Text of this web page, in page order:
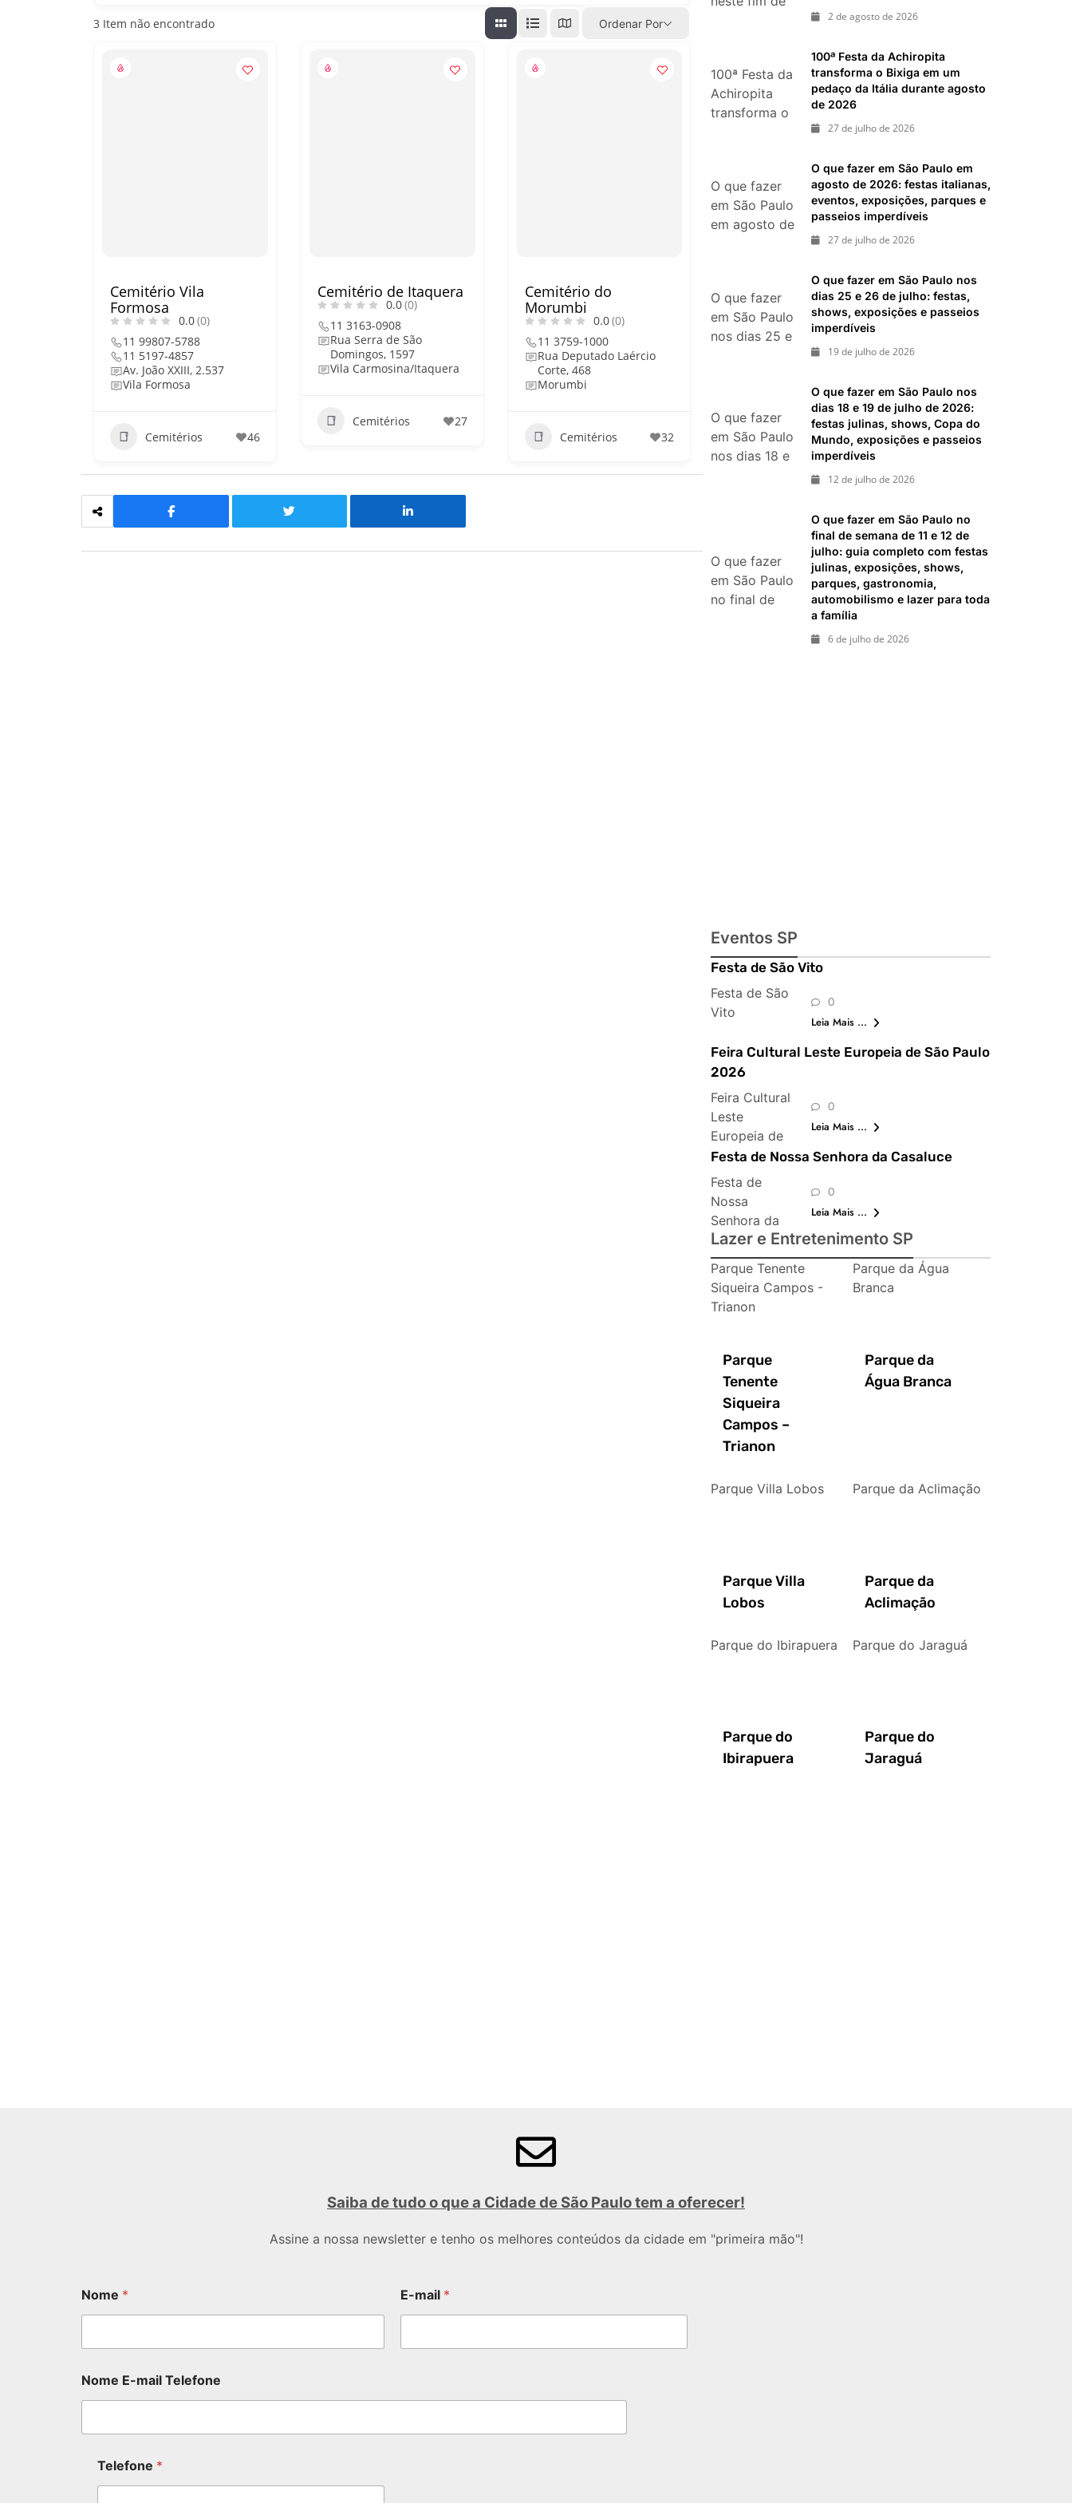
O que fazer em São Paulo nos dias 18 e 19 de julho de 2026: festas julinas, shows,
Copa do Mundo, exposições e passeios imperdíveis
O que fazer em São Paulo no final de semana de 11 e 12 de julho: guia completo
com festas julinas, exposições, shows, parques, gastronomia, automobilismo e
3 Item não encontrado Ordenar Por
Cemitério Vila
Formosa
0.0(0)
11 99807-5788
11 5197-4857
Av. João XXIII, 2.537
Vila Formosa
Cemitérios 46
Cemitério de Itaquera
0.0(0)
11 3163-0908
Rua Serra de São
Domingos, 1597
Vila Carmosina/Itaquera
Cemitérios 27
Cemitério do
Morumbi
0.0(0)
11 3759-1000
Rua Deputado Laércio
Corte, 468
Morumbi
Cemitérios 32
nos dias 8 e
9 de agosto
de 2026
2 de agosto de 2026
100ª Festa da
Achiropita
transforma o
agosto de
2026
100ª Festa da Achiropita
transforma o Bixiga em um
pedaço da Itália durante agosto
de 2026
27 de julho de 2026
O que fazer
em São Paulo
em agosto de
exposições,
parques e
passeios
O que fazer em São Paulo em
agosto de 2026: festas italianas,
eventos, exposições, parques e
passeios imperdíveis
27 de julho de 2026
O que fazer
em São Paulo
nos dias 25 e
exposições e
passeios
imperdíveis
O que fazer em São Paulo nos
dias 25 e 26 de julho: festas,
shows, exposições e passeios
imperdíveis
19 de julho de 2026
O que fazer
em São Paulo
nos dias 18 e
exposições e
passeios
imperdíveis
O que fazer em São Paulo nos
dias 18 e 19 de julho de 2026:
festas julinas, shows, Copa do
Mundo, exposições e passeios
imperdíveis
12 de julho de 2026
O que fazer
em São Paulo
no final de
O que fazer em São Paulo no
final de semana de 11 e 12 de
julho: guia completo com festas
julinas, exposições, shows,
parques, gastronomia,
automobilismo e lazer para toda
a família
6 de julho de 2026
Eventos SP
Festa de São Vito
Festa de São
Vito
0
Leia Mais ...
Feira Cultural Leste Europeia de São Paulo
2026
Feira Cultural
Leste
Europeia de
São Paulo
0
Leia Mais ...
Festa de Nossa Senhora da Casaluce
Festa de
Nossa
Senhora da
Casaluce
0
Leia Mais ...
Lazer e Entretenimento SP
Parque Tenente
Siqueira Campos -
Trianon
Parque
Tenente
Siqueira
Campos –
Trianon
Parque da Água
Branca
Parque da
Água Branca
Parque Villa Lobos
Parque Villa
Lobos
Parque da Aclimação
Parque da
Aclimação
Parque do Ibirapuera
Parque do
Ibirapuera
Parque do Jaraguá
Parque do
Jaraguá
Saiba de tudo o que a Cidade de São Paulo tem a oferecer!
Assine a nossa newsletter e tenho os melhores conteúdos da cidade em "primeira mão"!
Nome * E-mail *
Nome E-mail Telefone
Telefone *